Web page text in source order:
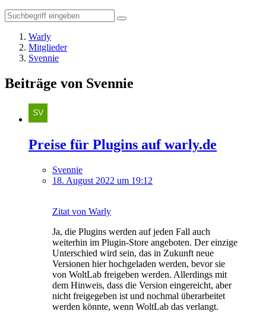
Warly
Mitglieder
Svennie
Beiträge von Svennie
Preise für Plugins auf warly.de
Svennie
18. August 2022 um 19:12
Zitat von Warly
Ja, die Plugins werden auf jeden Fall auch
weiterhin im Plugin-Store angeboten. Der einzige
Unterschied wird sein, das in Zukunft neue
Versionen hier hochgeladen werden, bevor sie
von WoltLab freigeben werden. Allerdings mit
dem Hinweis, dass die Version eingereicht, aber
nicht freigegeben ist und nochmal überarbeitet
werden könnte, wenn WoltLab das verlangt.